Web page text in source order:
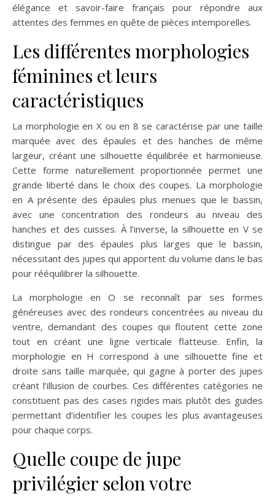
élégance et savoir-faire français pour répondre aux
attentes des femmes en quête de pièces intemporelles.
Les différentes morphologies
féminines et leurs
caractéristiques
La morphologie en X ou en 8 se caractérise par une taille
marquée avec des épaules et des hanches de même
largeur, créant une silhouette équilibrée et harmonieuse.
Cette forme naturellement proportionnée permet une
grande liberté dans le choix des coupes. La morphologie
en A présente des épaules plus menues que le bassin,
avec une concentration des rondeurs au niveau des
hanches et des cuisses. À l’inverse, la silhouette en V se
distingue par des épaules plus larges que le bassin,
nécessitant des jupes qui apportent du volume dans le bas
pour rééquilibrer la silhouette.
La morphologie en O se reconnaît par ses formes
généreuses avec des rondeurs concentrées au niveau du
ventre, demandant des coupes qui floutent cette zone
tout en créant une ligne verticale flatteuse. Enfin, la
morphologie en H correspond à une silhouette fine et
droite sans taille marquée, qui gagne à porter des jupes
créant l’illusion de courbes. Ces différentes catégories ne
constituent pas des cases rigides mais plutôt des guides
permettant d’identifier les coupes les plus avantageuses
pour chaque corps.
Quelle coupe de jupe
privilégier selon votre